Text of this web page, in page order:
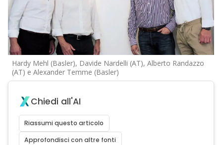
Hardy Mehl (Basler), Davide Nardelli (AT), Alberto Randazzo
(AT) e Alexander Temme (Basler)
Chiedi all'AI
Riassumi questo articolo
Approfondisci con altre fonti